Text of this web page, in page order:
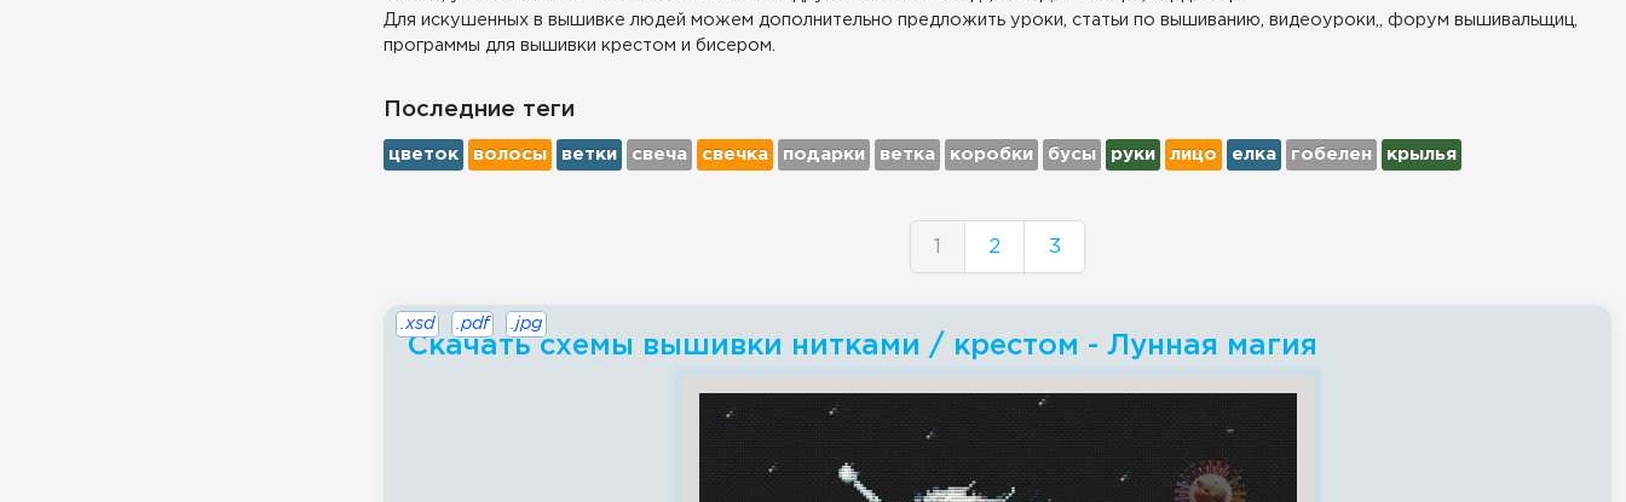
Для искушенных в вышивке людей можем дополнительно предложить уроки, статьи по вышиванию, видеоуроки,, форум вышивальщиц,
программы для вышивки крестом и бисером.
Последние теги
цветок волосы ветки свеча свечка подарки ветка коробки бусы руки лицо елка гобелен крылья
1 2 3
Скачать схемы вышивки нитками / крестом - Лунная магия
.xsd .pdf .jpg